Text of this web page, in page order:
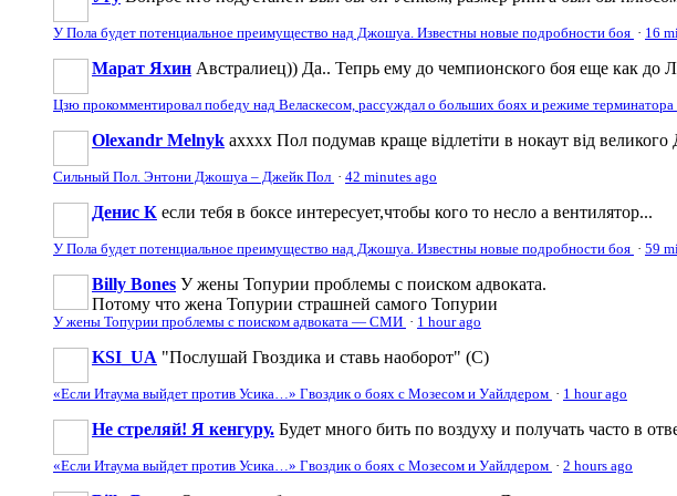
У Пола будет потенциальное преимущество над Джошуа. Известны новые подробности боя · 16
Марат Яхин Австралиец)) Да.. Тепрь ему до чемпионского боя еще как до
Цзю прокомментировал победу над Веласкесом, рассуждал о больших боях и режиме терминатора
Olexandr Melnyk ахххх Пол подумав краще відлетіти в нокаут від
Сильный Пол. Энтони Джошуа – Джейк Пол · 42 minutes ago
Денис К если тебя в боксе интересует,чтобы кого то несло а вентилятор...
У Пола будет потенциальное преимущество над Джошуа. Известны новые подробности боя · 59
Billy Bones У жены Топурии проблемы с поиском адвоката.
Потому что жена Топурии страшней самого Топурии
У жены Топурии проблемы с поиском адвоката — СМИ · 1 hour ago
KSI_UA "Послушай Гвоздика и ставь наоборот" (С)
«Если Итаума выйдет против Усика…» Гвоздик о боях с Мозесом и Уайлдером · 1 hour ago
Не стреляй! Я кенгуру. Будет много бить по воздуху и получать часто в
«Если Итаума выйдет против Усика…» Гвоздик о боях с Мозесом и Уайлдером · 2 hours ago